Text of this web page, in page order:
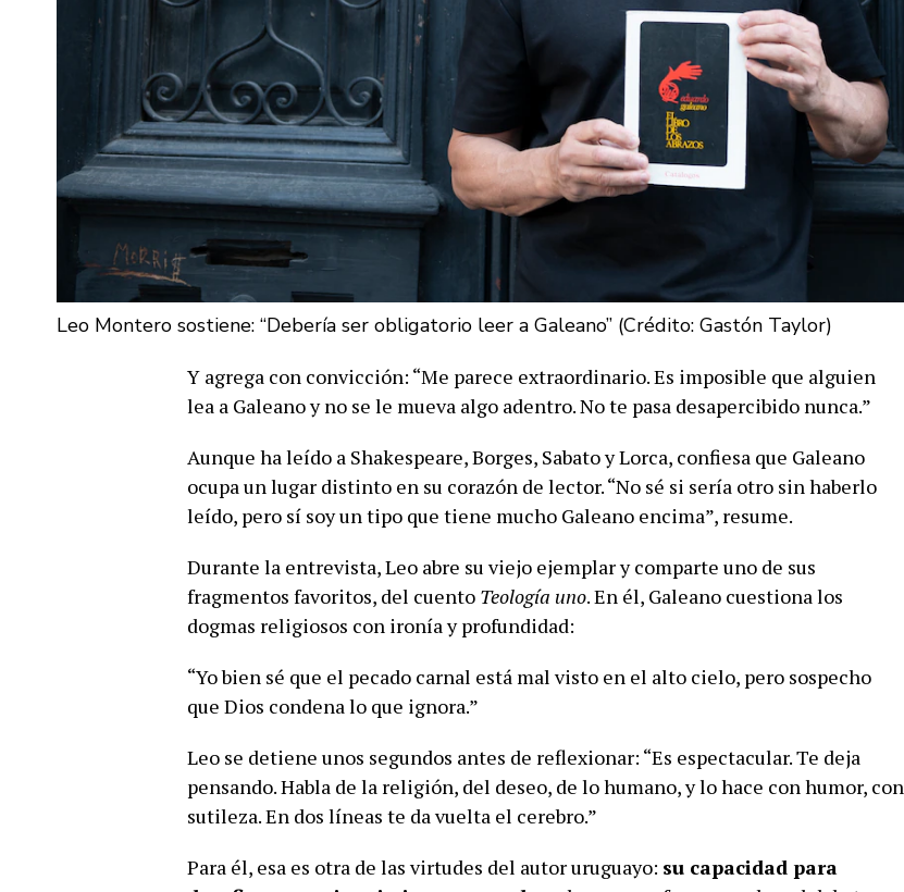
Leo Montero sostiene: “Debería ser obligatorio leer a Galeano” (Crédito: Gastón Taylor)
Y agrega con convicción: “Me parece extraordinario. Es imposible que alguien
lea a Galeano y no se le mueva algo adentro. No te pasa desapercibido nunca.”
Aunque ha leído a Shakespeare, Borges, Sabato y Lorca, confiesa que Galeano
ocupa un lugar distinto en su corazón de lector. “No sé si sería otro sin haberlo
leído, pero sí soy un tipo que tiene mucho Galeano encima”, resume.
Durante la entrevista, Leo abre su viejo ejemplar y comparte uno de sus
fragmentos favoritos, del cuento Teología uno. En él, Galeano cuestiona los
dogmas religiosos con ironía y profundidad:
“Yo bien sé que el pecado carnal está mal visto en el alto cielo, pero sospecho
que Dios condena lo que ignora.”
Leo se detiene unos segundos antes de reflexionar: “Es espectacular. Te deja
pensando. Habla de la religión, del deseo, de lo humano, y lo hace con humor, con
sutileza. En dos líneas te da vuelta el cerebro.”
Para él, esa es otra de las virtudes del autor uruguayo: su capacidad para